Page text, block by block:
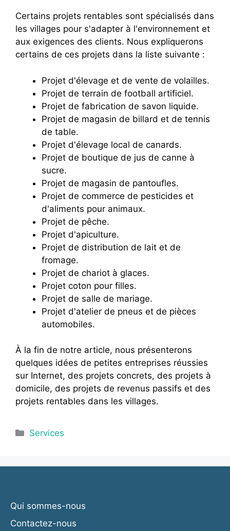
Certains projets rentables sont spécialisés dans
les villages pour s'adapter à l'environnement et
aux exigences des clients. Nous expliquerons
certains de ces projets dans la liste suivante :
Projet d'élevage et de vente de volailles.
Projet de terrain de football artificiel.
Projet de fabrication de savon liquide.
Projet de magasin de billard et de tennis
de table.
Projet d'élevage local de canards.
Projet de boutique de jus de canne à
sucre.
Projet de magasin de pantoufles.
Projet de commerce de pesticides et
d'aliments pour animaux.
Projet de pêche.
Projet d'apiculture.
Projet de distribution de lait et de
fromage.
Projet de chariot à glaces.
Projet coton pour filles.
Projet de salle de mariage.
Projet d'atelier de pneus et de pièces
automobiles.
À la fin de notre article, nous présenterons
quelques idées de petites entreprises réussies
sur Internet, des projets concrets, des projets à
domicile, des projets de revenus passifs et des
projets rentables dans les villages.
Catégories
Services
Qui sommes-nous
Contactez-nous